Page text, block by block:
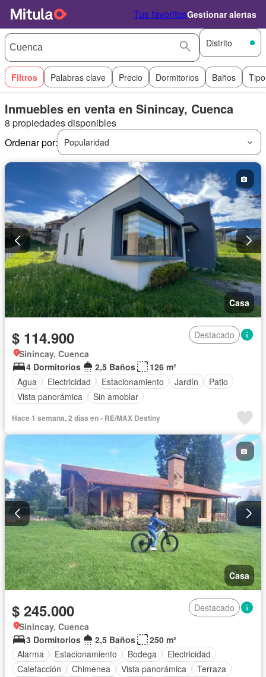
Tus favoritosGestionar alertas
Distrito
Filtros Palabras clave Precio Dormitorios Baños
Inmuebles en venta en Sinincay, Cuenca
8 propiedades disponibles
Ordenar por:
Popularidad
Casa
$ 114.900
Destacado
Sinincay, Cuenca
4 Dormitorios
2,5 Baños
126 m²
Agua
Electricidad Estacionamiento Jardín
Patio
Vista panorámica
Sin amoblar
Hace 1 semana, 2 días en - RE/MAX Destiny
Casa
$ 245.000
Destacado
Sinincay, Cuenca
3 Dormitorios
2,5 Baños
250 m²
Alarma
Estacionamiento Bodega
Electricidad
Calefacción
Chimenea Vista panorámica
Terraza